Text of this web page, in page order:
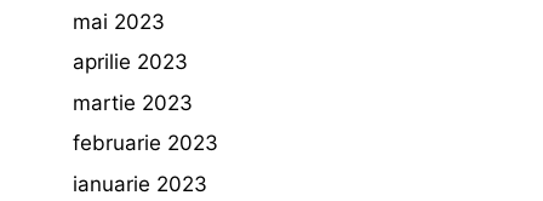
mai 2023
aprilie 2023
martie 2023
februarie 2023
ianuarie 2023